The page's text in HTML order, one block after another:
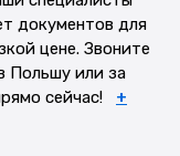
документов для
цене. Звоните
Польшу или за
сейчас! +